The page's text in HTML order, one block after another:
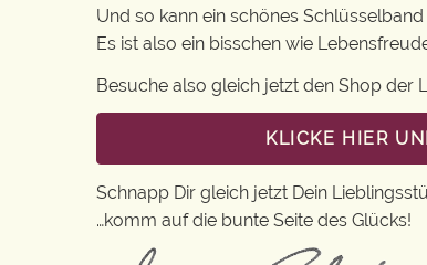
Und so kann ein schönes
Es ist also ein bisschen wie
Besuche also gleich jetzt den Shop der
KLICKE HIER
Schnapp Dir gleich jetzt Dein
…komm auf die bunte Seite des Glücks!